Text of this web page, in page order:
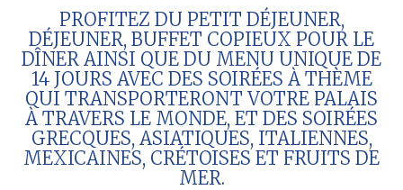
PROFITEZ DU PETIT DÉJEUNER,
DÉJEUNER, BUFFET COPIEUX POUR LE
DÎNER AINSI QUE DU MENU UNIQUE DE
14 JOURS AVEC DES SOIRÉES À THÈME
QUI TRANSPORTERONT VOTRE PALAIS
À TRAVERS LE MONDE, ET DES SOIRÉES
GRECQUES, ASIATIQUES, ITALIENNES,
MEXICAINES, CRÉTOISES ET FRUITS DE
MER.